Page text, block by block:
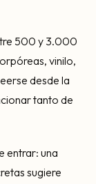
500 y 3.000
vinilo,
desde la
tanto de
entrar: una
sugiere